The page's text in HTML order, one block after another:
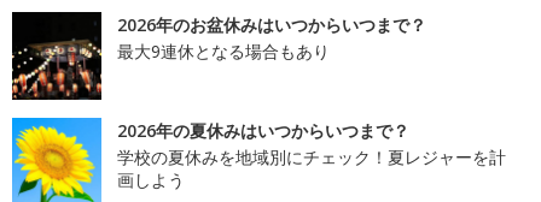
2026年のお盆休みはいつからいつまで？
最大9連休となる場合もあり
2026年の夏休みはいつからいつまで？
学校の夏休みを地域別にチェック！夏レジャーを計
画しよう